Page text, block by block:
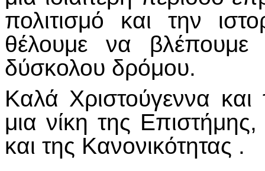
πολιτισμό και την
θέλουμε να
δύσκολου δρόμου.
Καλά Χριστούγεννα και
μια νίκη της
και της Κανονικότητας .